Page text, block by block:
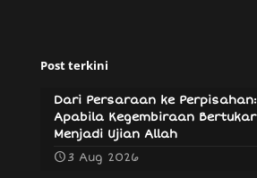
Post terkini
Dari Persaraan ke Perpisahan:
Apabila Kegembiraan Bertukar
Menjadi Ujian Allah
3 Aug 2026